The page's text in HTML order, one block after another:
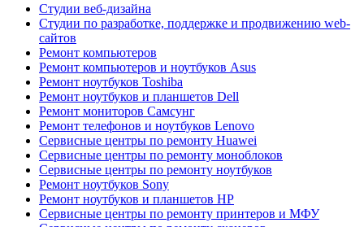
Студии веб-дизайна
Студии по разработке, поддержке и продвижению web-
сайтов
Ремонт компьютеров
Ремонт компьютеров и ноутбуков Asus
Ремонт ноутбуков Toshiba
Ремонт ноутбуков и планшетов Dell
Ремонт мониторов Самсунг
Ремонт телефонов и ноутбуков Lenovo
Сервисные центры по ремонту Huawei
Сервисные центры по ремонту моноблоков
Сервисные центры по ремонту ноутбуков
Ремонт ноутбуков Sony
Ремонт ноутбуков и планшетов HP
Сервисные центры по ремонту принтеров и МФУ